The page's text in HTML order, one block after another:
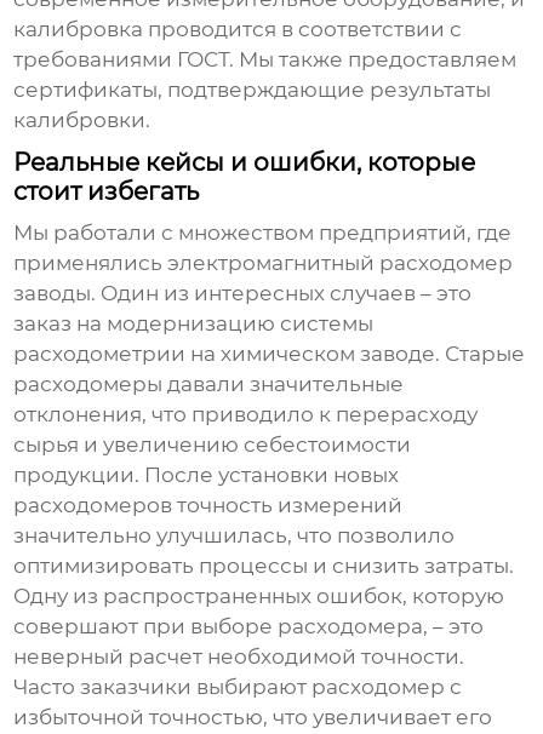
калибровка проводится в соответствии с
требованиями ГОСТ. Мы также предоставляем
сертификаты, подтверждающие результаты
калибровки.
Реальные кейсы и ошибки, которые
стоит избегать
Мы работали с множеством предприятий, где
применялисьэлектромагнитный расходомер
заводы. Один из интересных случаев – это
заказ на модернизацию системы
расходометрии на химическом заводе. Старые
расходомеры давали значительные
отклонения, что приводило к перерасходу
сырья и увеличению себестоимости
продукции. После установки новых
расходомеров точность измерений
значительно улучшилась, что позволило
оптимизировать процессы и снизить затраты.
Одну из распространенных ошибок, которую
совершают при выборе расходомера, – это
неверный расчет необходимой точности.
Часто заказчики выбирают расходомер с
избыточной точностью, что увеличивает его